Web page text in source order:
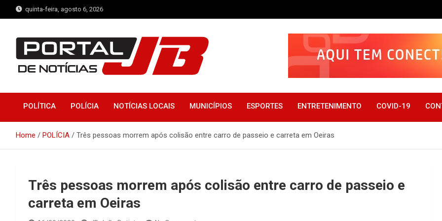
to
quinta-feira, agosto 6, 2026
Portal de Notícias JB
POLÍTICA POLÍCIA NOTÍCIAS LOCAIS MUNICÍPIOS ESPORTES ENTRETENIMENTO COVID-19
Home POLÍCIA Três pessoas morrem após colisão entre carro de passeio e carreta em Oeiras
Três pessoas morrem após colisão entre carro de passeio e
carreta em Oeiras